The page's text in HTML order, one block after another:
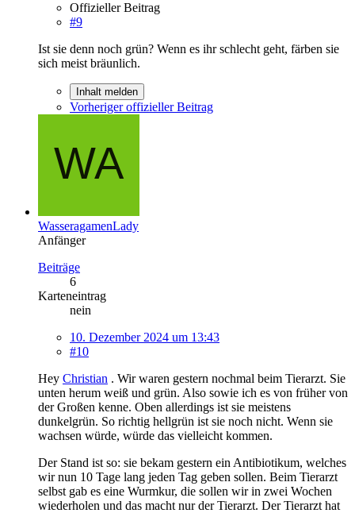
Offizieller Beitrag
#9
Ist sie denn noch grün? Wenn es ihr schlecht geht, färben sie
sich meist bräunlich.
Inhalt melden
Vorheriger offizieller Beitrag
WasseragamenLady
Anfänger
Beiträge
6
Karteneintrag
nein
10. Dezember 2024 um 13:43
#10
Hey Christian . Wir waren gestern nochmal beim Tierarzt. Sie
unten herum weiß und grün. Also sowie ich es von früher von
der Großen kenne. Oben allerdings ist sie meistens
dunkelgrün. So richtig hellgrün ist sie noch nicht. Wenn sie
wachsen würde, würde das vielleicht kommen.
Der Stand ist so: sie bekam gestern ein Antibiotikum, welches
wir nun 10 Tage lang jeden Tag geben sollen. Beim Tierarzt
selbst gab es eine Wurmkur, die sollen wir in zwei Wochen
wiederholen und das macht nur der Tierarzt. Der Tierarzt hat